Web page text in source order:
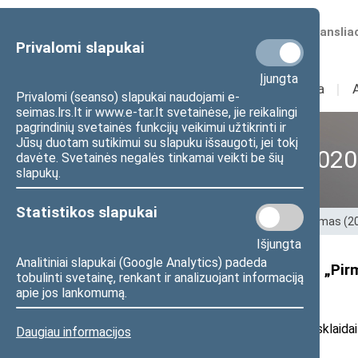
Privalomi slapukai
Įjungta
Privalomi (seanso) slapukai naudojami e-
seimas.lrs.lt ir www.e-tar.lt svetainėse, jie reikalingi
pagrindinių svetainės funkcijų veikimui užtikrinti ir
Jūsų duotam sutikimui su slapuku išsaugoti, jei tokį
davėte. Svetainės negalės tinkamai veikti be šių
slapukų.
Statistikos slapukai
Išjungta
Analitiniai slapukai (Google Analytics) padeda
tobulinti svetainę, renkant ir analizuojant informaciją
apie jos lankomumą.
Daugiau informacijos
Numatomos
Sudėtis Veikla I
XII Seimas
Pradžia>Ankstesnės kadencijos > XII Seimas
Seimo narė V. Čmilytė-Nielsen:
gaisrininkai“
2017 m. vasario 14 d. pranešimas žiniasklaidai